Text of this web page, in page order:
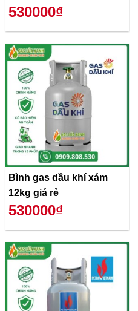
530000₫
Bình gas dầu khí xám
12kg giá rẻ
530000₫